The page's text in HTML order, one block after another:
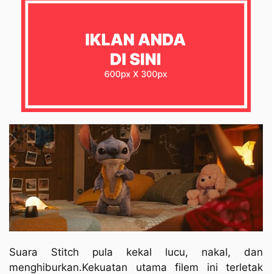
Suara Stitch pula kekal lucu, nakal, dan
menghiburkan.Kekuatan utama filem ini terletak